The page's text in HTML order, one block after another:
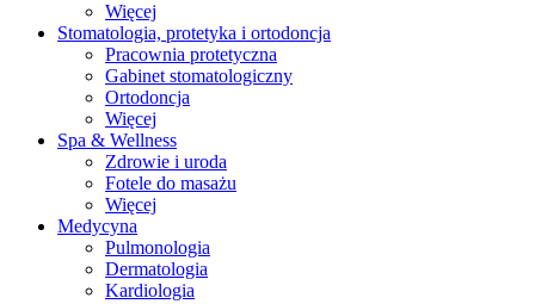
Więcej
Stomatologia, protetyka i ortodoncja
Pracownia protetyczna
Gabinet stomatologiczny
Ortodoncja
Więcej
Spa & Wellness
Zdrowie i uroda
Fotele do masażu
Więcej
Medycyna
Pulmonologia
Dermatologia
Kardiologia